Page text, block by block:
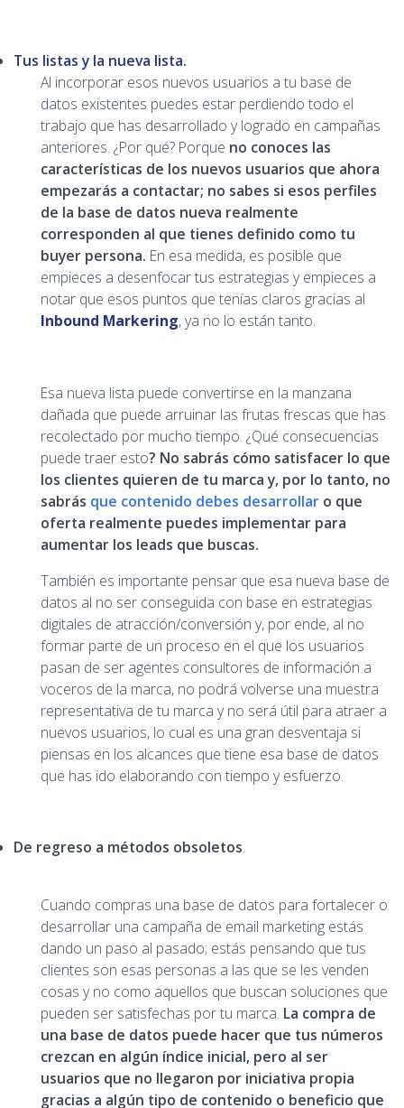
Tus listas y la nueva lista.
Al incorporar esos nuevos usuarios a tu base de
datos existentes puedes estar perdiendo todo el
trabajo que has desarrollado y logrado en campañas
anteriores. ¿Por qué? Porque no conoces las
características de los nuevos usuarios que ahora
empezarás a contactar; no sabes si esos perfiles
de la base de datos nueva realmente
corresponden al que tienes definido como tu
buyer persona. En esa medida, es posible que
empieces a desenfocar tus estrategias y empieces a
notar que esos puntos que tenías claros gracias al
Inbound Markering, ya no lo están tanto.
Esa nueva lista puede convertirse en la manzana
dañada que puede arruinar las frutas frescas que has
recolectado por mucho tiempo. ¿Qué consecuencias
puede traer esto? No sabrás cómo satisfacer lo que
los clientes quieren de tu marca y, por lo tanto, no
sabrás que contenido debes desarrollar o que
oferta realmente puedes implementar para
aumentar los leads que buscas.
También es importante pensar que esa nueva base de
datos al no ser conseguida con base en estrategias
digitales de atracción/conversión y, por ende, al no
formar parte de un proceso en el que los usuarios
pasan de ser agentes consultores de información a
voceros de la marca, no podrá volverse una muestra
representativa de tu marca y no será útil para atraer a
nuevos usuarios, lo cual es una gran desventaja si
piensas en los alcances que tiene esa base de datos
que has ido elaborando con tiempo y esfuerzo.
De regreso a métodos obsoletos.
Cuando compras una base de datos para fortalecer o
desarrollar una campaña de email marketing estás
dando un paso al pasado; estás pensando que tus
clientes son esas personas a las que se les venden
cosas y no como aquellos que buscan soluciones que
pueden ser satisfechas por tu marca. La compra de
una base de datos puede hacer que tus números
crezcan en algún índice inicial, pero al ser
usuarios que no llegaron por iniciativa propia
gracias a algún tipo de contenido o beneficio que